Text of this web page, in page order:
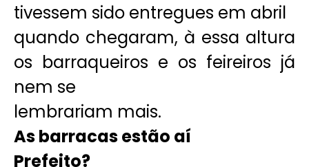
tivessem sido entregues em abril
quando chegaram, à essa altura
os barraqueiros e os feireiros já
nem se
lembrariam mais.
As barracas estão aí
Prefeito?